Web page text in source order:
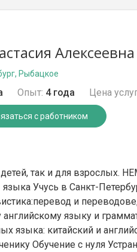
Рыбацкое
Опыт: 4 года Цена
с работником
детей, так и для
Учусь в Санкт-
и
языку и
языка: китайский и
Обучение с нуля